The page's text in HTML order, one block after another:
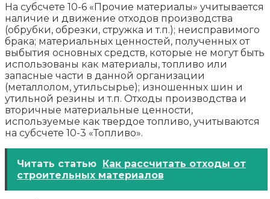
На субсчете 10-6 «Прочие материалы» учитывается
наличие и движение отходов производства
(обрубки, обрезки, стружка и т.п.); неисправимого
брака; материальных ценностей, полученных от
выбытия основных средств, которые не могут быть
использованы как материалы, топливо или
запасные части в данной организации
(металлолом, утильсырье); изношенных шин и
утильной резины и т.п. Отходы производства и
вторичные материальные ценности,
используемые как твердое топливо, учитываются
на субсчете 10-3 «Топливо».
Читать статью Как рассчитать отходы от
строительных материалов